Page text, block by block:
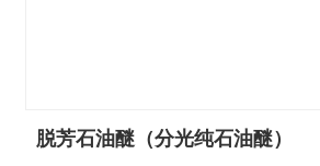
脱芳石油醚（分光纯石油醚）